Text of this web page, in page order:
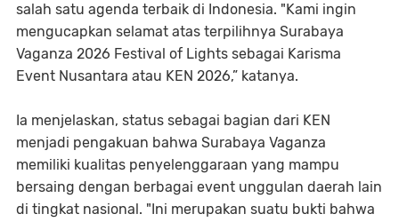
salah satu agenda terbaik di Indonesia. "Kami ingin
mengucapkan selamat atas terpilihnya Surabaya
Vaganza 2026 Festival of Lights sebagai Karisma
Event Nusantara atau KEN 2026,” katanya.
Ia menjelaskan, status sebagai bagian dari KEN
menjadi pengakuan bahwa Surabaya Vaganza
memiliki kualitas penyelenggaraan yang mampu
bersaing dengan berbagai event unggulan daerah lain
di tingkat nasional. "Ini merupakan suatu bukti bahwa